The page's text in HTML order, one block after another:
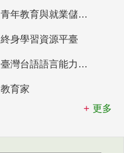
青年教育與就業儲蓄帳戶
終身學習資源平臺
臺灣台語語言能力認證網站
教育家
更多